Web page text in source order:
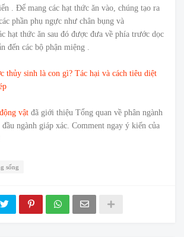
. Để mang các hạt thức ăn vào, chúng tạo ra
phần phụ ngực như chân bụng và
hạt thức ăn sau đó được đưa về phía trước dọc
đến các bộ phận miệng .
thủy sinh là con gì? Tác hại và cách tiêu diệt
vật đã giới thiệu Tổng quan về phân ngành
ngành giáp xác. Comment ngay ý kiến của
sống